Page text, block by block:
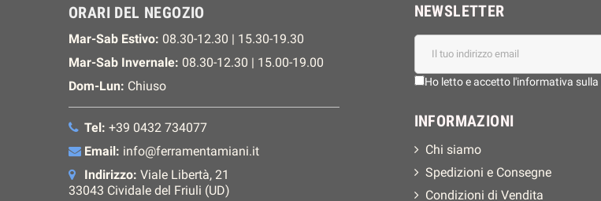
ORARI DEL NEGOZIO
Mar-Sab Estivo: 08.30-12.30 | 15.30-19.30
Mar-Sab Invernale: 08.30-12.30 | 15.00-19.00
Dom-Lun: Chiuso
Tel: +39 0432 734077
Email: info@ferramentamiani.it
Indirizzo: Viale Libertà, 21
33043 Cividale del Friuli (UD)
NEWSLETTER
Ho letto e accetto l'informativa sulla
INFORMAZIONI
Chi siamo
Spedizioni e Consegne
Condizioni di Vendita